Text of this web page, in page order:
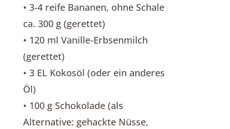
• 3-4 reife Bananen, ohne Schale
ca. 300 g (gerettet)
• 120 ml Vanille-Erbsenmilch
(gerettet)
• 3 EL Kokosöl (oder ein anderes
Öl)
• 100 g Schokolade (als
Alternative: gehackte Nüsse,